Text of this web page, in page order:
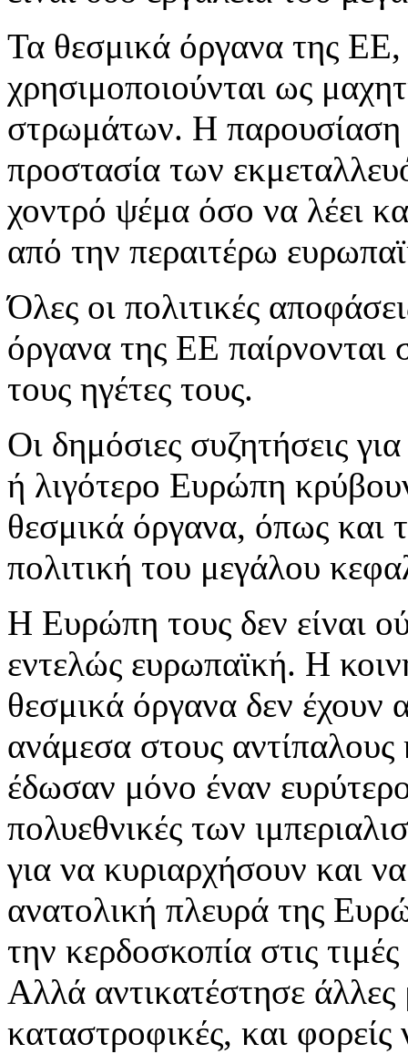
Τα θεσμικά όργανα της
χρησιμοποιούνται ως
στρωμάτων. Η παρουσίαση
προστασία των
χοντρό ψέμα όσο να λέει
από την περαιτέρω
Όλες οι πολιτικές
όργανα της ΕΕ
τους ηγέτες τους.
Οι δημόσιες συζητήσεις
ή λιγότερο Ευρώπη
θεσμικά όργανα, όπως και
πολιτική του μεγάλου
Η Ευρώπη τους δεν είναι
εντελώς ευρωπαϊκή. Η
θεσμικά όργανα δεν έχουν
ανάμεσα στους αντίπαλους
έδωσαν μόνο έναν
πολυεθνικές των
για να κυριαρχήσουν και
ανατολική πλευρά της
την κερδοσκοπία στις
Αλλά αντικατέστησε
καταστροφικές, και